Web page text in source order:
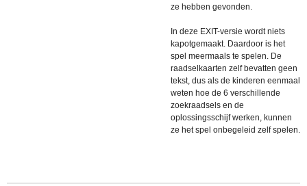
ze hebben gevonden.
In deze EXIT-versie wordt niets
kapotgemaakt. Daardoor is het
spel meermaals te spelen. De
raadselkaarten zelf bevatten geen
tekst, dus als de kinderen eenmaal
weten hoe de 6 verschillende
zoekraadsels en de
oplossingsschijf werken, kunnen
ze het spel onbegeleid zelf spelen.